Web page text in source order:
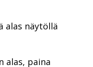
alas näytöllä
alas, paina